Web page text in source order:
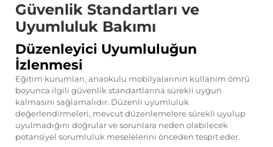
Güvenlik Standartları ve
Uyumluluk Bakımı
Düzenleyici Uyumluluğun
İzlenmesi
Eğitim kurumları, anaokulu mobilyalarının kullanım ömrü
boyunca ilgili güvenlik standartlarına sürekli uygun
kalmasını sağlamalıdır. Düzenli uyumluluk
değerlendirmeleri, mevcut düzenlemelere sürekli uyulup
uyulmadığını doğrular ve sorunlara neden olabilecek
potansiyel sorumluluk meselelerini önceden tespit eder.